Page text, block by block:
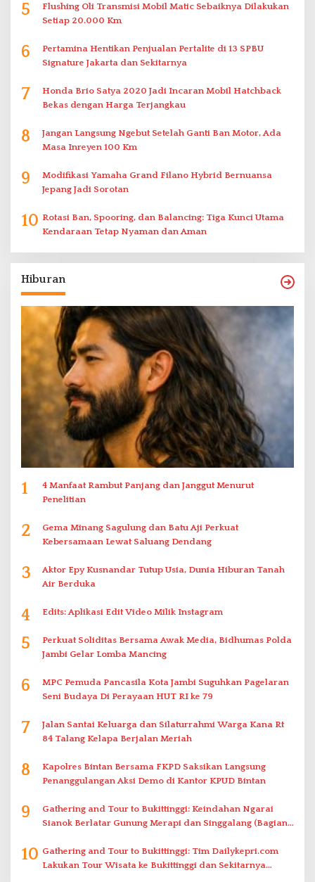
5
Flushing Oli Transmisi Mobil Matic Sebaiknya Dilakukan
Setiap 20.000 Km
6
Pertamina Hentikan Penjualan Pertalite di 13 SPBU
Signature Jakarta dan Sekitarnya
7
Honda Brio Satya 2020 Jadi Incaran Mobil Hatchback
Bekas dengan Harga Terjangkau
8
Jangan Langsung Ngebut Setelah Ganti Ban Motor, Ada
Masa Inreyen 100 Km
9
Modifikasi Yamaha Grand Filano Hybrid Bernuansa
Jepang Jadi Sorotan
10 Rotasi Ban, Spooring, dan Balancing: Tiga Kunci Utama
Kendaraan Tetap Nyaman dan Aman
Hiburan
1
4 Manfaat Rambut Panjang dan Janggut Menurut
Penelitian
2
Gema Minang Sagulung dan Batu Aji Perkuat
Kebersamaan Lewat Saluang Dendang
3
Aktor Epy Kusnandar Tutup Usia, Dunia Hiburan Tanah
Air Berduka
4 Edits: Aplikasi Edit Video Milik Instagram
5
Perkuat Soliditas Bersama Awak Media, Bidhumas Polda
Jambi Gelar Lomba Mancing
6
MPC Pemuda Pancasila Kota Jambi Suguhkan Pagelaran
Seni Budaya Di Perayaan HUT RI ke 79
7
Jalan Santai Keluarga dan Silaturrahmi Warga Kana Rt
84 Talang Kelapa Berjalan Meriah
8
Kapolres Bintan Bersama FKPD Saksikan Langsung
Penanggulangan Aksi Demo di Kantor KPUD Bintan
9
Gathering and Tour to Bukittinggi: Keindahan Ngarai
Sianok Berlatar Gunung Merapi dan Singgalang (Bagian
10 Gathering and Tour to Bukittinggi: Tim Dailykepri.com
Lakukan Tour Wisata ke Bukittinggi dan Sekitarnya